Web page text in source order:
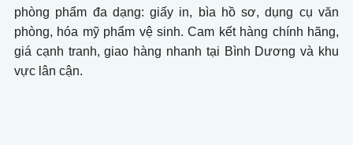
phòng phẩm đa dạng: giấy in, bìa hồ sơ, dụng cụ văn
phòng, hóa mỹ phẩm vệ sinh. Cam kết hàng chính hãng,
giá cạnh tranh, giao hàng nhanh tại Bình Dương và khu
vực lân cận.